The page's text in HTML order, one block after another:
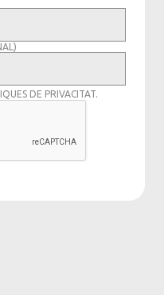
DE PRIVACITAT.